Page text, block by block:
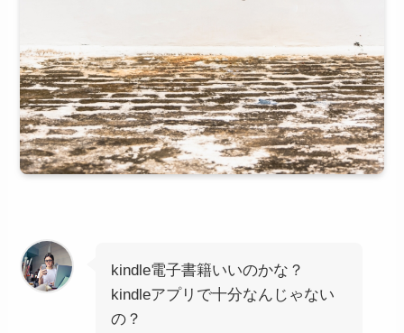
kindle電子書籍いいのかな？
kindleアプリで十分なんじゃない
の？